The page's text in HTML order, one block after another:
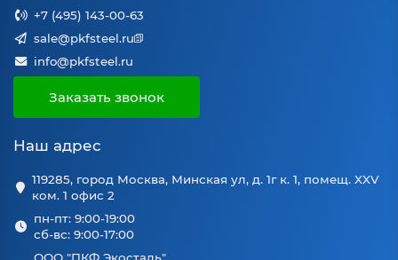
+7 (495) 143-00-63
sale@pkfsteel.ru
info@pkfsteel.ru
Заказать звонок
Наш адрес
119285, город Москва, Минская ул, д. 1г к. 1, помещ. XXV
ком. 1 офис 2
пн-пт: 9:00-19:00
сб-вс: 9:00-17:00